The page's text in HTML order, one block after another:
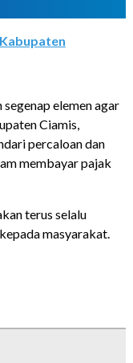
elemen agar
Ciamis,
percaloan dan
membayar pajak
terus selalu
masyarakat.